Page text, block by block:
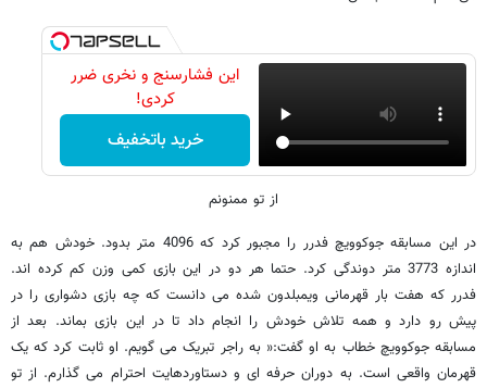
این فشارسنج و نخری ضرر
کردی!
خرید باتخفیف
از تو ممنونم
در این مسابقه جوکوویچ فدرر را مجبور کرد که 4096 متر بدود. خودش هم به
اندازه 3773 متر دوندگی کرد. حتما هر دو در این بازی کمی وزن کم کرده اند.
فدرر که هفت بار قهرمانی ویمبلدون شده می دانست که چه بازی دشواری را در
پیش رو دارد و همه تلاش خودش را انجام داد تا در این بازی بماند. بعد از
مسابقه جوکوویچ خطاب به او گفت:« به راجر تبریک می گویم. او ثابت کرد که یک
قهرمان واقعی است. به دوران حرفه ای و دستاوردهایت احترام می گذارم. از تو